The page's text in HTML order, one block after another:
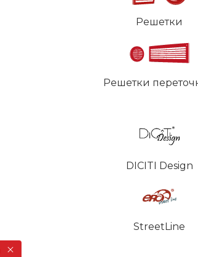
Решетки
Решетки
DICITI Design
StreetLine